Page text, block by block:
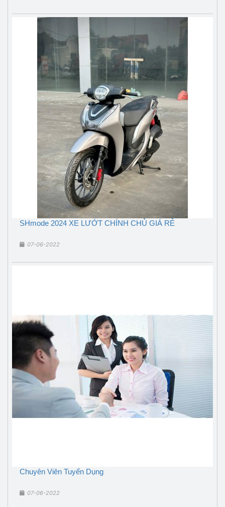
SHmode 2024 XE LƯỚT CHÍNH CHỦ GIÁ RẺ
07-06-2022
Chuyên Viên Tuyển Dụng
07-06-2022